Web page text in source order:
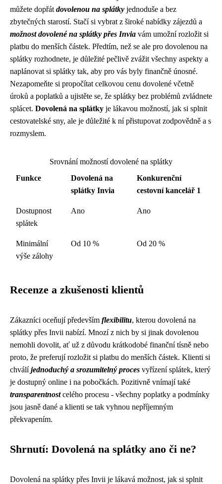
můžete dopřát dovolenou na splátky jednoduše a bez
zbytečných starostí. Stačí si vybrat z široké nabídky zájezdů a
možnost dovolené na splátky přes Invia vám umožní rozložit si
platbu do menších částek. Předtím, než se ale pro dovolenou na
splátky rozhodnete, je důležité pečlivě zvážit všechny aspekty a
naplánovat si splátky tak, aby pro vás byly finančně únosné.
Nezapomeňte si propočítat celkovou cenu dovolené včetně
úroků a poplatků a ujistěte se, že splátky bez problémů zvládnete
splácet. Dovolená na splátky je lákavou možností, jak si splnit
cestovatelské sny, ale je důležité k ní přistupovat zodpovědně a s
rozmyslem.
Srovnání možností dovolené na splátky
Funkce
Dovolená na
splátky Invia
Konkurenční
cestovní kancelář 1
Dostupnost
splátek
Ano Ano
Minimální
výše zálohy
Od 10 % Od 20 %
Recenze a zkušenosti klientů
Zákazníci oceňují především flexibilitu, kterou dovolená na
splátky přes Invii nabízí. Mnozí z nich by si jinak dovolenou
nemohli dovolit, ať už z důvodu krátkodobé finanční tísně nebo
proto, že preferují rozložit si platbu do menších částek. Klienti si
chválíjednoduchý a srozumitelný proces vyřízení splátek, který
je dostupný online i na pobočkách. Pozitivně vnímají také
transparentnostcelého procesu - všechny poplatky a podmínky
jsou jasně dané a klienti se tak vyhnou nepříjemným
překvapením.
Shrnutí: Dovolená na splátky ano či ne?
Dovolená na splátky přes Invii je lákavá možnost, jak si splnit